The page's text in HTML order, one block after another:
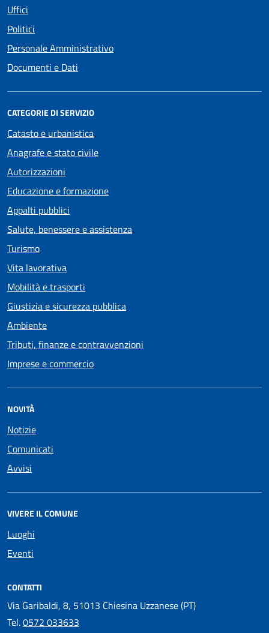
Uffici
Politici
Personale Amministrativo
Documenti e Dati
CATEGORIE DI SERVIZIO
Catasto e urbanistica
Anagrafe e stato civile
Autorizzazioni
Educazione e formazione
Appalti pubblici
Salute, benessere e assistenza
Turismo
Vita lavorativa
Mobilità e trasporti
Giustizia e sicurezza pubblica
Ambiente
Tributi, finanze e contravvenzioni
Imprese e commercio
NOVITÀ
Notizie
Comunicati
Avvisi
VIVERE IL COMUNE
Luoghi
Eventi
CONTATTI
Via Garibaldi, 8, 51013 Chiesina Uzzanese (PT)
Tel.0572 033633